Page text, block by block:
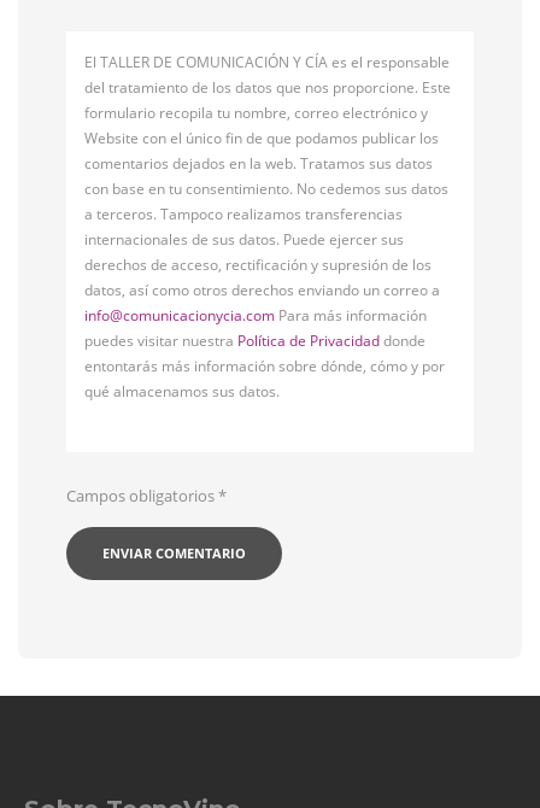
El TALLER DE COMUNICACIÓN Y CÍA es el responsable
del tratamiento de los datos que nos proporcione. Este
formulario recopila tu nombre, correo electrónico y
Website con el único fin de que podamos publicar los
comentarios dejados en la web. Tratamos sus datos
con base en tu consentimiento. No cedemos sus datos
a terceros. Tampoco realizamos transferencias
internacionales de sus datos. Puede ejercer sus
derechos de acceso, rectificación y supresión de los
datos, así como otros derechos enviando un correo a
info@comunicacionycia.com Para más información
puedes visitar nuestra Política de Privacidaddonde
entontarás más información sobre dónde, cómo y por
qué almacenamos sus datos.
Campos obligatorios*